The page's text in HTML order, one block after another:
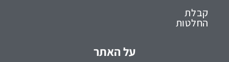
קבלת
החלטות
על האתר